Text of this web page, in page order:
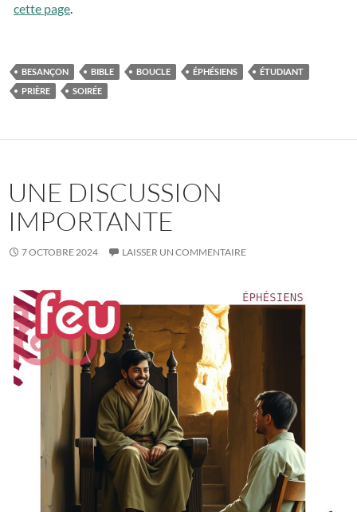
cette page.
BESANÇON BIBLE BOUCLE ÉPHÉSIENS
ÉTUDIANT
PRIÈRE
SOIRÉE
UNE DISCUSSION
IMPORTANTE
7 OCTOBRE 2024 LAISSER UN COMMENTAIRE